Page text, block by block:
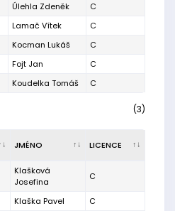
Úlehla Zdeněk
C
Lamač Vítek
C
Kocman Lukáš
C
Fojt Jan
C
Koudelka Tomáš C
(3)
JMÉNO LICENCE
Klašková
Josefina
C
Klaška Pavel
C